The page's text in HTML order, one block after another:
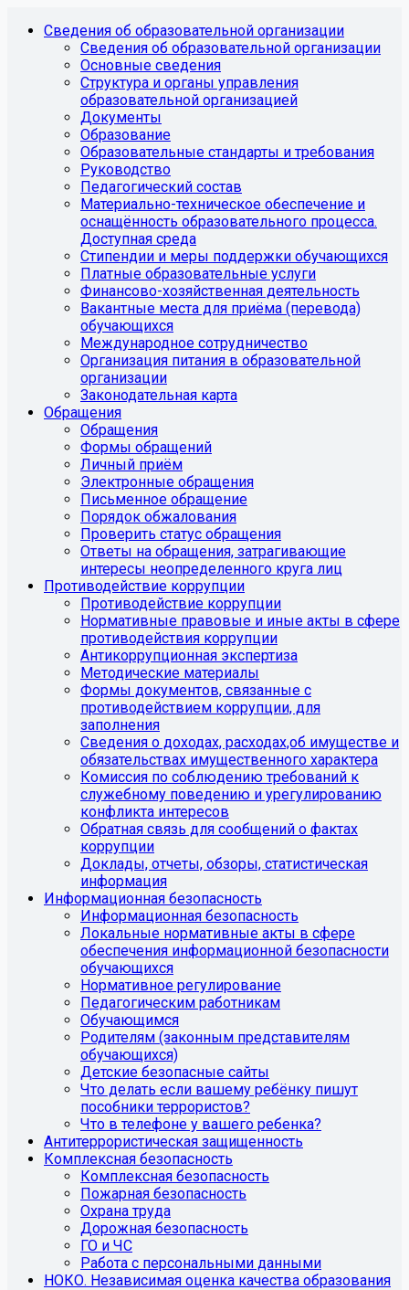
Сведения об образовательной организации
Сведения об образовательной организации
Основные сведения
Структура и органы управления
образовательной организацией
Документы
Образование
Образовательные стандарты и требования
Руководство
Педагогический состав
Материально-техническое обеспечение и
оснащённость образовательного процесса.
Доступная среда
Стипендии и меры поддержки обучающихся
Платные образовательные услуги
Финансово-хозяйственная деятельность
Вакантные места для приёма (перевода)
обучающихся
Международное сотрудничество
Организация питания в образовательной
организации
Законодательная карта
Обращения
Обращения
Формы обращений
Личный приём
Электронные обращения
Письменное обращение
Порядок обжалования
Проверить статус обращения
Ответы на обращения, затрагивающие
интересы неопределенного круга лиц
Противодействие коррупции
Противодействие коррупции
Нормативные правовые и иные акты в сфере
противодействия коррупции
Антикоррупционная экспертиза
Методические материалы
Формы документов, связанные с
противодействием коррупции, для
заполнения
Сведения о доходах, расходах,об имуществе и
обязательствах имущественного характера
Комиссия по соблюдению требований к
служебному поведению и урегулированию
конфликта интересов
Обратная связь для сообщений о фактах
коррупции
Доклады, отчеты, обзоры, статистическая
информация
Информационная безопасность
Информационная безопасность
Локальные нормативные акты в сфере
обеспечения информационной безопасности
обучающихся
Нормативное регулирование
Педагогическим работникам
Обучающимся
Родителям (законным представителям
обучающихся)
Детские безопасные сайты
Что делать если вашему ребёнку пишут
пособники террористов?
Что в телефоне у вашего ребенка?
Антитеррористическая защищенность
Комплексная безопасность
Комплексная безопасность
Пожарная безопасность
Охрана труда
Дорожная безопасность
ГО и ЧС
Работа с персональными данными
НОКО. Независимая оценка качества образования